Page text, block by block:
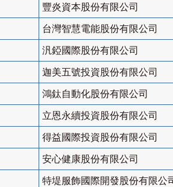
豐炎資本股份有限公司
台灣智慧電能股份有限公司
汎錏國際股份有限公司
迦美五號投資股份有限公司
鴻鈦自動化股份有限公司
立恩永續投資股份有限公司
得益國際投資股份有限公司
安心健康股份有限公司
特堤服飾國際開發股份有限公